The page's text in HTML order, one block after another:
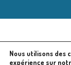
©
Nous utilisons des
expérience sur